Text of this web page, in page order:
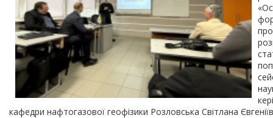
кафедри нафтогазової геофізики Розловська Світлана